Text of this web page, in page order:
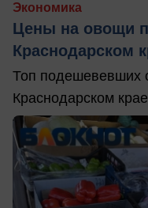
Экономика
Цены на овощи
Краснодарском
Топ подешевевших
Краснодарском крае